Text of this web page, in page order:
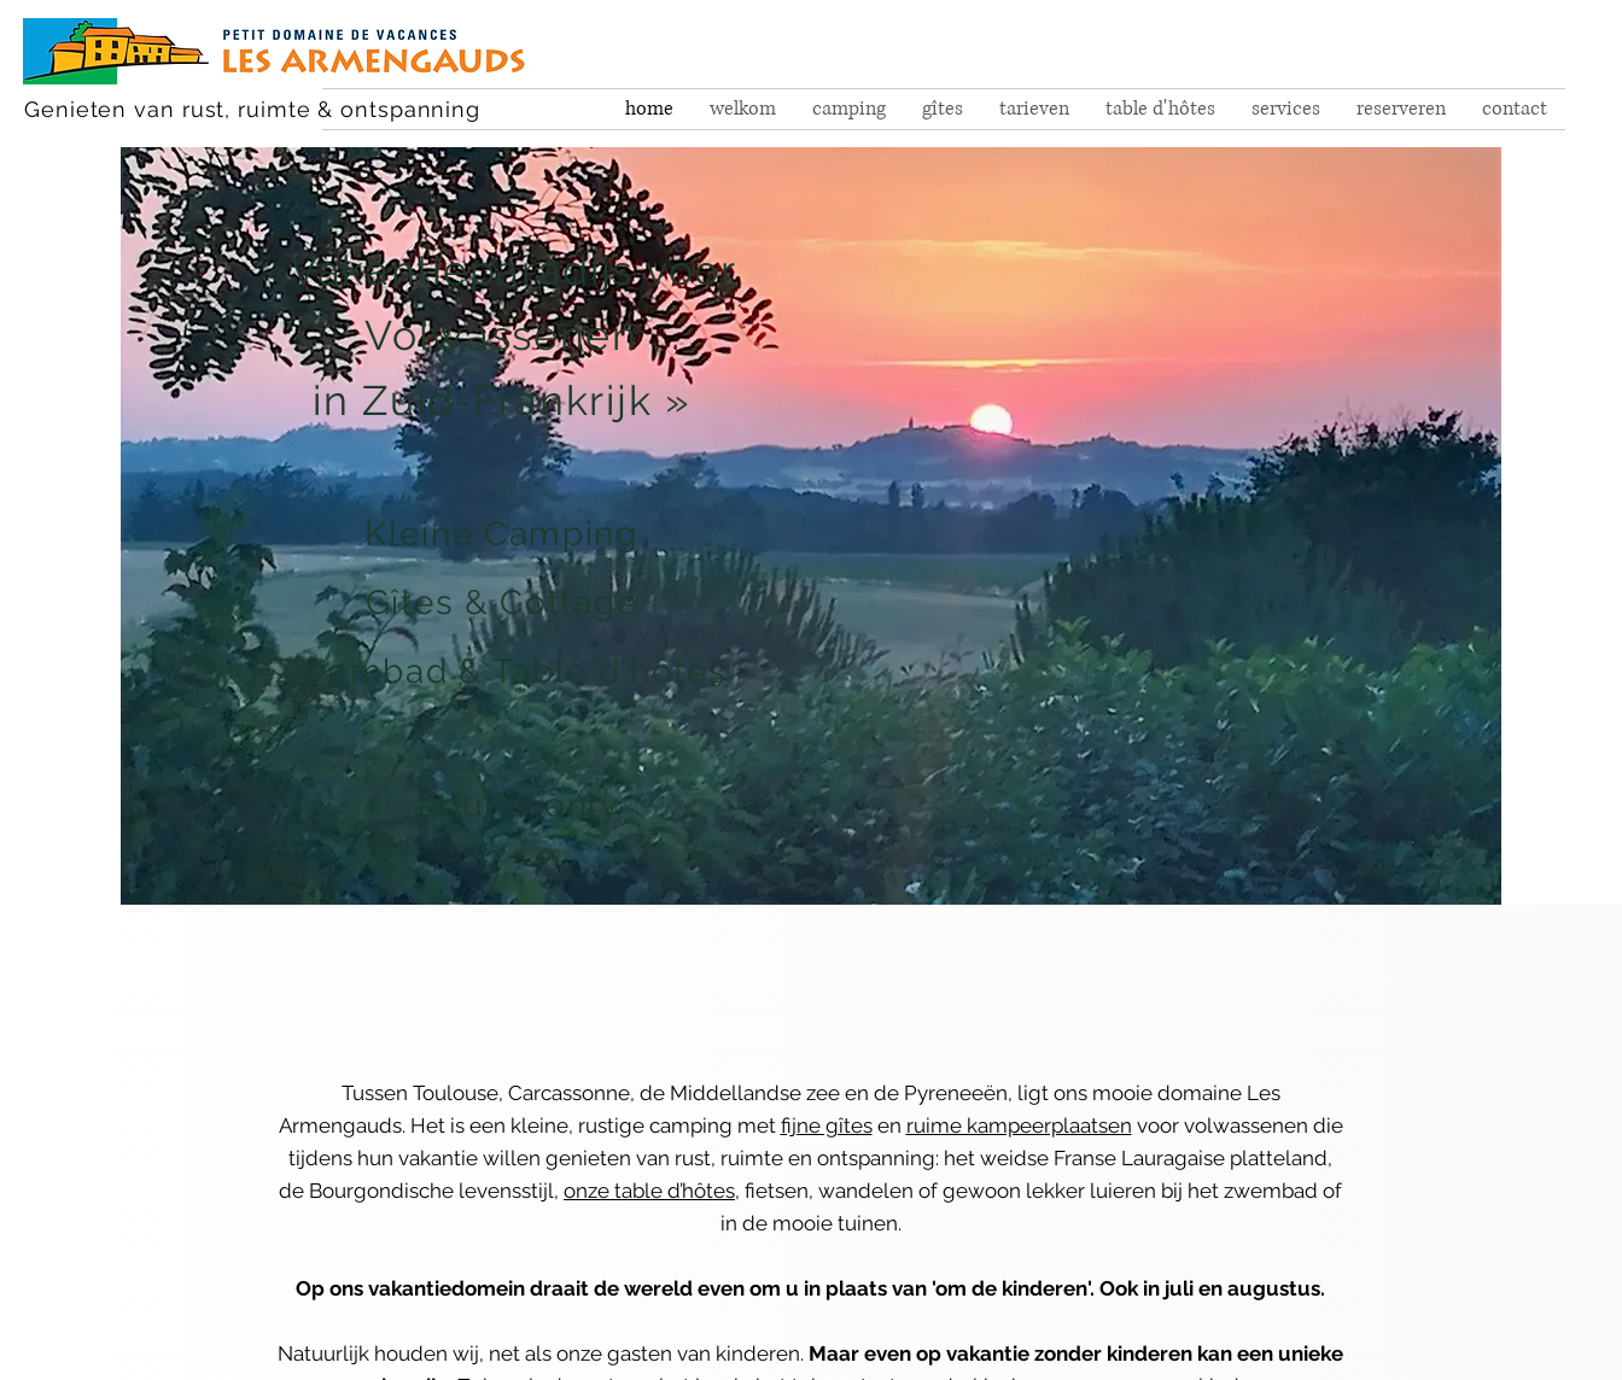
Genieten van rust, ruimte & ontspanning home welkom camping gîtes tarieven table d'hôtes services reserveren contact
«Vakantieparadijs voor
Volwassenen
in Zuid-Frankrijk »
Kleine Camping
Gîtes & Cottage
Zwembad & Table d'hôtes
adults-only
Tussen Toulouse, Carcassonne, de Middellandse zee en de Pyreneeën, ligt ons mooie domaine Les
Armengauds. Het is een kleine, rustige camping met fijne gîtesen ruime kampeerplaatsen voor volwassenen die
tijdens hun vakantie willen genieten van rust, ruimte en ontspanning: het weidse Franse Lauragaise platteland,
de Bourgondische levensstijl, onze table d’hôtes, fietsen, wandelen of gewoon lekker luieren bij het zwembad of
in de mooie tuinen.
Op ons vakantiedomein draait de wereld even om u in plaats van 'om de kinderen'. Ook in juli en augustus.
Natuurlijk houden wij, net als onze gasten van kinderen. Maar even op vakantie zonder kinderen kan een unieke